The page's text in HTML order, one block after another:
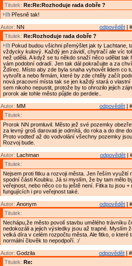
Titulek: Re:Re:Rozhoduje rada dobře ?
Přesně tak!
odpovědět |
Autor: NN
Titulek: Re:Rozhoduje rada dobře ?
Pokud budou všichni přemýšlet jak ty Lachtane,
vždycky kulový. Každý jen závidí, chytračí ale víc
než udělá. A když se tu někdo snaží něco udělat tak
vám podobní odradí. Jen tak dál pokračujte a za
Ždírec. Místo aby zde byla snaha vyhovět lidem co
vytvořit a nebo firmám, které by zde chtěly začít
nová pracovní místa tak se jen každý stará o
sem nikoho nepustit, protože by to ohrozilo jejich
prorok ale tohle město půjde do perdele..
odpovědět |
Autor: MM
Titulek:
Prorok NN promluvil. Město jež své pozemky
za levný groš darovati je odmítá, do roka a do dne
Proto vodteď až do vodvolání všechny pozemky
Rozvoj bude.
odpovědět |
Autor: Lachman
Titulek:
Nejsem proti fitku a rozvoji města. Jen řeším využití
spodní části Koubku. Já si myslím, že by tam mělo
veřejnost, nebo něco co tu ještě není. Fitka tu jsou +
fungujících i pro veřejnost také.
odpovědět |
Autor: Anonym
Titulek:
Nechápu,že město povolí stavbu umělého trávníku
nedokozáli a jejich výsledky jsou až trapné. Myslím
velká díra v celém rozpočtu města. Ale fitko, o které
normální člověk to nepodpoří. :/
odpovědět |
Autor: Godzila
Titulek: Re: